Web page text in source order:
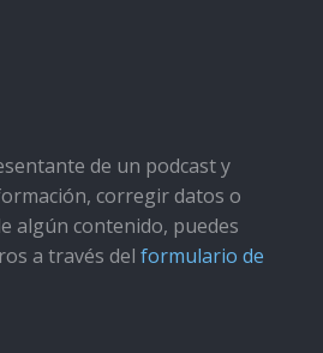
de un podcast y
corregir datos o
algún contenido, puedes
a través del formulario de